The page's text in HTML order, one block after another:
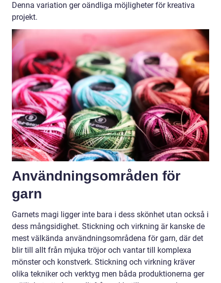
Denna variation ger oändliga möjligheter för kreativa
projekt.
Användningsområden för
garn
Garnets magi ligger inte bara i dess skönhet utan också i
dess mångsidighet. Stickning och virkning är kanske de
mest välkända användningsområdena för garn, där det
blir till allt från mjuka tröjor och vantar till komplexa
mönster och konstverk. Stickning och virkning kräver
olika tekniker och verktyg men båda produktionerna ger